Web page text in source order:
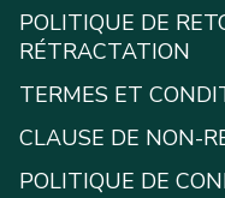
POLITIQUE DE
RÉTRACTATION
TERMES ET
CLAUSE DE NON-
POLITIQUE DE